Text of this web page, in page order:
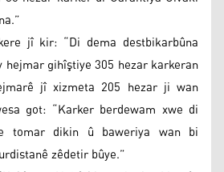
jî kir: “Di dema destbikarbûna
hejmar gihîştiye 305 hezar karkeran
jî xizmeta 205 hezar ji wan
got: “Karker berdewam xwe di
tomar dikin û baweriya wan bi
zêdetir bûye.”